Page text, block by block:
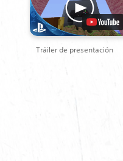
Tráiler de presentación